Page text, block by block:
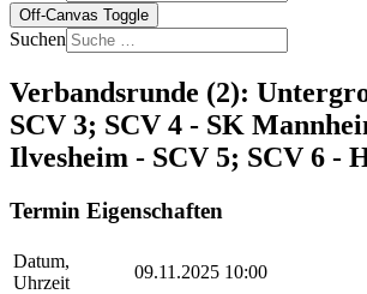
Off-Canvas Toggle
Suchen
Verbandsrunde (2):
SCV 3; SCV 4 - SK
Ilvesheim - SCV 5; SCV 6 -
Termin Eigenschaften
Datum,
Uhrzeit
09.11.2025 10:00